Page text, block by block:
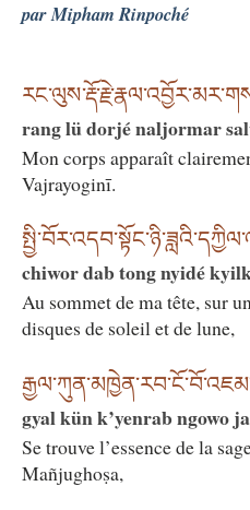
par Mipham Rinpoché
rang lü dorjé naljormar
Mon corps apparaît
Vajrayoginī.
chiwor dab tong nyidé
Au sommet de ma tête, sur
disques de soleil et de lune,
gyal kün k’yenrab ngowo
Se trouve l’essence de la
Mañjughoṣa,